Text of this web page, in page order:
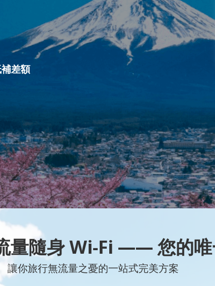
差額
量隨身 Wi-Fi —— 您的
讓你旅行無流量之憂的一站式完美方案